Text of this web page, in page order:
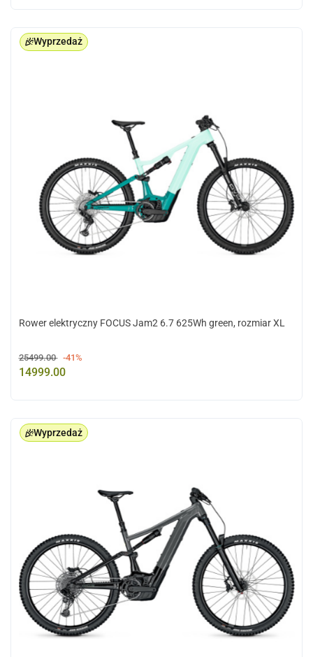
Wyprzedaż
Rower elektryczny FOCUS Jam2 6.7 625Wh green, rozmiar XL
25499.00 -41%
14999.00
Wyprzedaż